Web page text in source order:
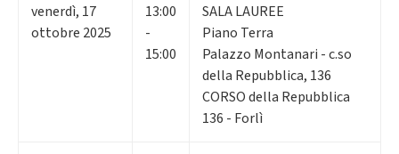
venerdì, 17
ottobre 2025
13:00
-
15:00
SALA LAUREE
Piano Terra
Palazzo Montanari - c.so
della Repubblica, 136
CORSO della Repubblica
136 - Forlì